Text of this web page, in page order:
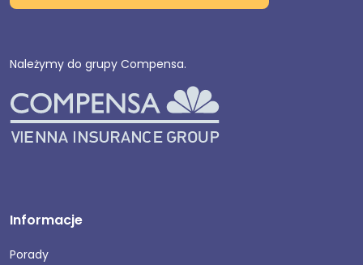
Należymy do grupy Compensa.
Informacje
Porady